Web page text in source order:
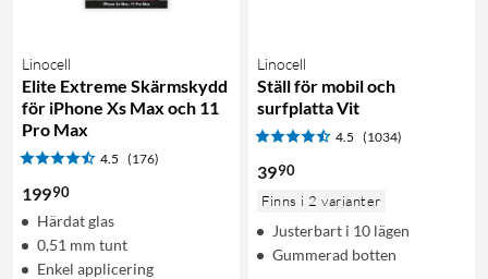
Linocell
Elite Extreme Skärmskydd
för iPhone Xs Max och 11
Pro Max
4.5 (176)
19990
Härdat glas
0,51 mm tunt
Enkel applicering
Linocell
Ställ för mobil och
surfplatta Vit
4.5 (1034)
3990
Finns i 2 varianter
Justerbart i 10 lägen
Gummerad botten